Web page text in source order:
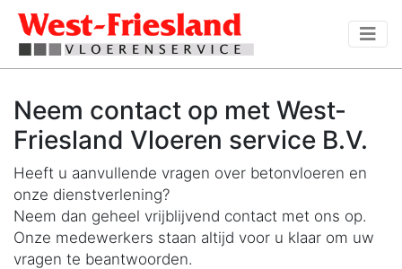
Neem contact op met West-
Friesland Vloeren service B.V.
Heeft u aanvullende vragen over betonvloeren en
onze dienstverlening?
Neem dan geheel vrijblijvend contact met ons op.
Onze medewerkers staan altijd voor u klaar om uw
vragen te beantwoorden.